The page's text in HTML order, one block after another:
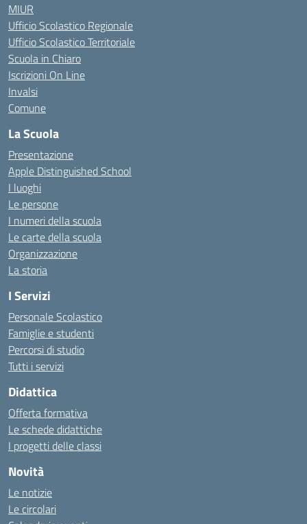
MIUR
Ufficio Scolastico Regionale
Ufficio Scolastico Territoriale
Scuola in Chiaro
Iscrizioni On Line
Invalsi
Comune
La Scuola
Presentazione
Apple Distinguished School
I luoghi
Le persone
I numeri della scuola
Le carte della scuola
Organizzazione
La storia
I Servizi
Personale Scolastico
Famiglie e studenti
Percorsi di studio
Tutti i servizi
Didattica
Offerta formativa
Le schede didattiche
I progetti delle classi
Novità
Le notizie
Le circolari